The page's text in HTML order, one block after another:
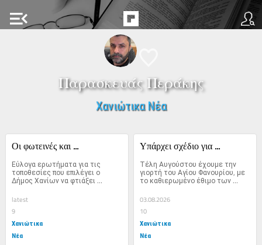
menu_open
Παρασκευάς Περάκης
Χανιώτικα Νέα
Οι φωτεινές και ...
Εύλογα ερωτήματα για τις
τοποθεσίες που επιλέγει ο
Δήμος Χανίων να φτιάξει
φωτεινές διαβάζεις...
latest
9
Χανιώτικα
Νέα
Υπάρχει σχέδιο για ...
Τέλη Αυγούστου έχουμε την
γιορτή του Αγίου Φανουρίου, με
το καθιερωμένο έθιμο των
πεζοπόρων...
03.08.2026
10
Χανιώτικα
Νέα